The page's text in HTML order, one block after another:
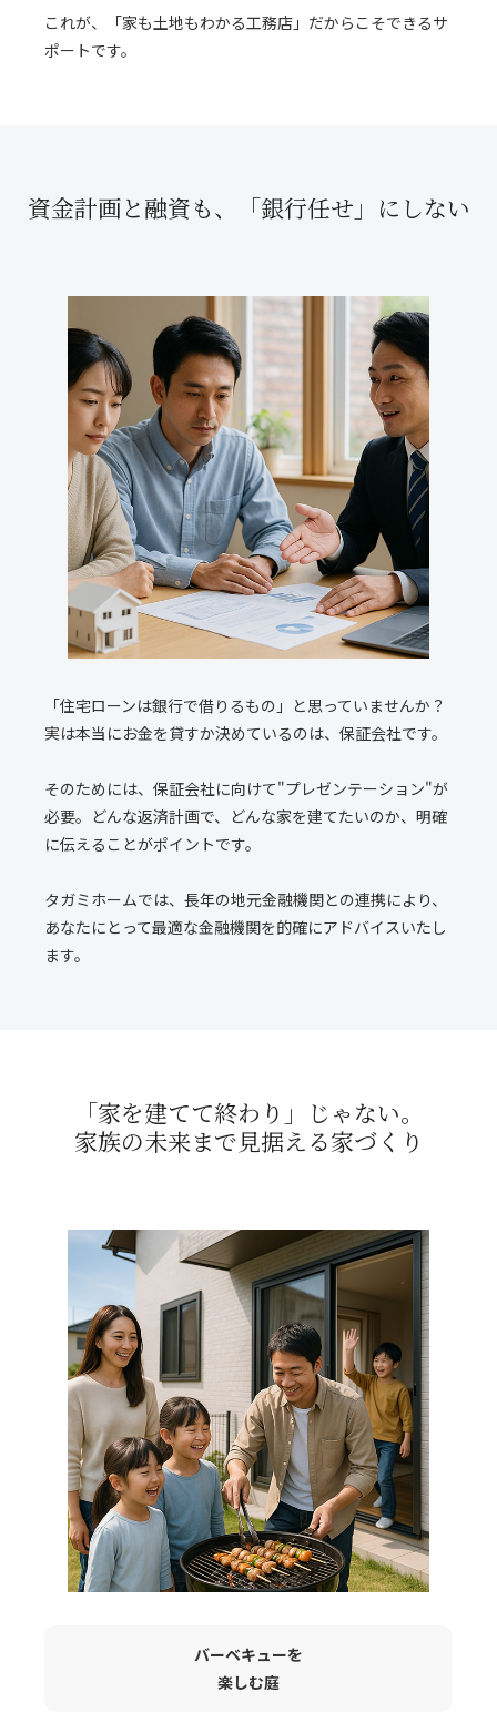
これが、「家も土地もわかる工務店」だからこそできるサ
ポートです。
資金計画と融資も、 「銀行任せ」にしない
「住宅ローンは銀行で借りるもの」と思っていませんか？
実は本当にお金を貸すか決めているのは、保証会社です。
そのためには、保証会社に向けて"プレゼンテーション"が
必要。どんな返済計画で、どんな家を建てたいのか、明確
に伝えることがポイントです。
タガミホームでは、長年の地元金融機関との連携により、
あなたにとって最適な金融機関を的確にアドバイスいたし
ます。
「家を建てて終わり」じゃない。
家族の未来まで見据える家づくり
バーベキューを
楽しむ庭